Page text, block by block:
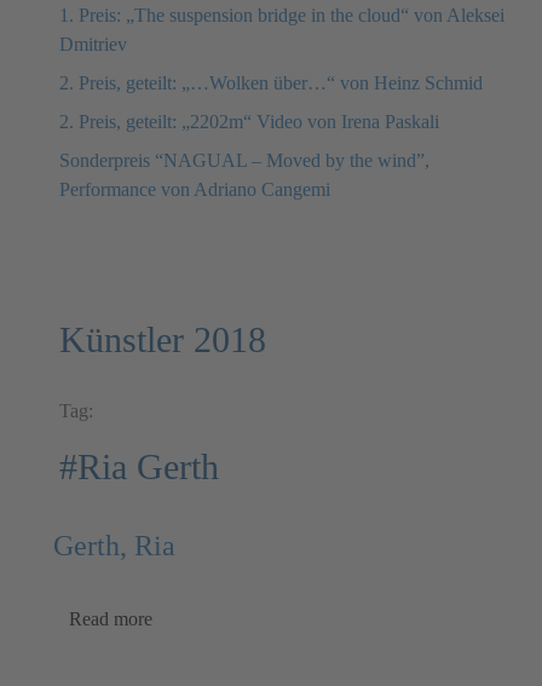
1. Preis: „The suspension bridge in the cloud“ von Aleksei
Dmitriev
2. Preis, geteilt: „…Wolken über…“ von Heinz Schmid
2. Preis, geteilt: „2202m“ Video von Irena Paskali
Sonderpreis “NAGUAL – Moved by the wind”,
Performance von Adriano Cangemi
Künstler 2018
Tag:
#Ria Gerth
Gerth, Ria
Read more